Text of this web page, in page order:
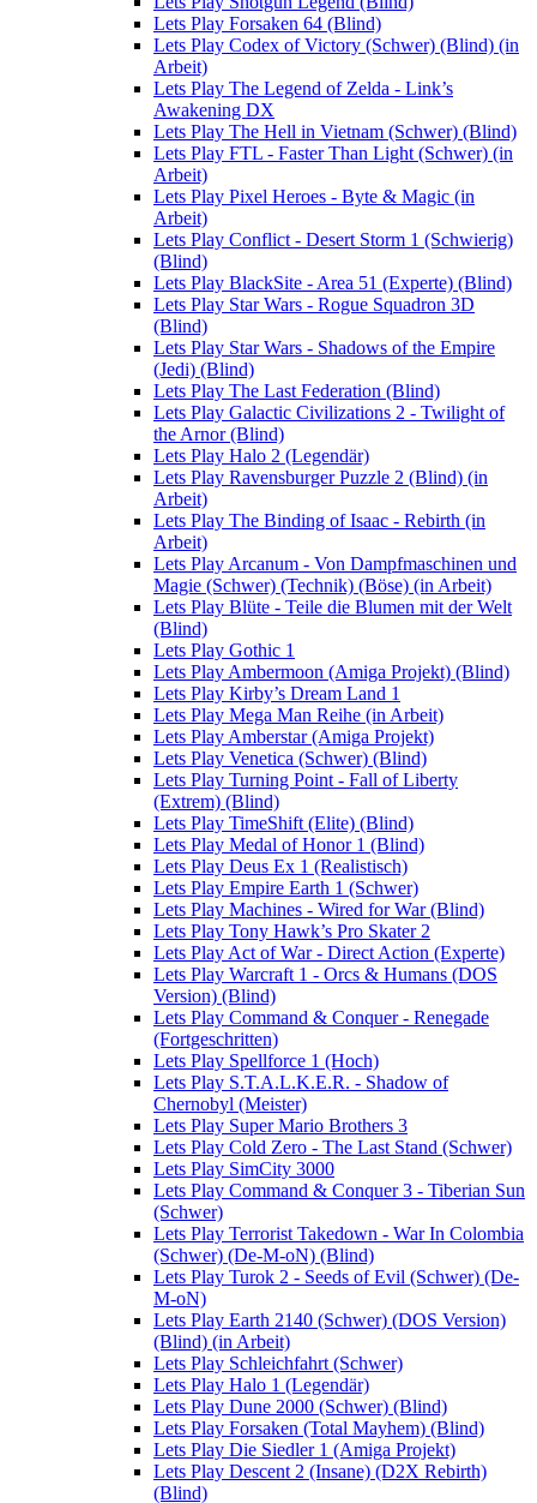
Lets Play Forsaken 64 (Blind)
Lets Play Codex of Victory (Schwer) (Blind) (in
Arbeit)
Lets Play The Legend of Zelda - Link’s
Awakening DX
Lets Play The Hell in Vietnam (Schwer) (Blind)
Lets Play FTL - Faster Than Light (Schwer) (in
Arbeit)
Lets Play Pixel Heroes - Byte & Magic (in
Arbeit)
Lets Play Conflict - Desert Storm 1 (Schwierig)
(Blind)
Lets Play BlackSite - Area 51 (Experte) (Blind)
Lets Play Star Wars - Rogue Squadron 3D
(Blind)
Lets Play Star Wars - Shadows of the Empire
(Jedi) (Blind)
Lets Play The Last Federation (Blind)
Lets Play Galactic Civilizations 2 - Twilight of
the Arnor (Blind)
Lets Play Halo 2 (Legendär)
Lets Play Ravensburger Puzzle 2 (Blind) (in
Arbeit)
Lets Play The Binding of Isaac - Rebirth (in
Arbeit)
Lets Play Arcanum - Von Dampfmaschinen und
Magie (Schwer) (Technik) (Böse) (in Arbeit)
Lets Play Blüte - Teile die Blumen mit der Welt
(Blind)
Lets Play Gothic 1
Lets Play Ambermoon (Amiga Projekt) (Blind)
Lets Play Kirby’s Dream Land 1
Lets Play Mega Man Reihe (in Arbeit)
Lets Play Amberstar (Amiga Projekt)
Lets Play Venetica (Schwer) (Blind)
Lets Play Turning Point - Fall of Liberty
(Extrem) (Blind)
Lets Play TimeShift (Elite) (Blind)
Lets Play Medal of Honor 1 (Blind)
Lets Play Deus Ex 1 (Realistisch)
Lets Play Empire Earth 1 (Schwer)
Lets Play Machines - Wired for War (Blind)
Lets Play Tony Hawk’s Pro Skater 2
Lets Play Act of War - Direct Action (Experte)
Lets Play Warcraft 1 - Orcs & Humans (DOS
Version) (Blind)
Lets Play Command & Conquer - Renegade
(Fortgeschritten)
Lets Play Spellforce 1 (Hoch)
Lets Play S.T.A.L.K.E.R. - Shadow of
Chernobyl (Meister)
Lets Play Super Mario Brothers 3
Lets Play Cold Zero - The Last Stand (Schwer)
Lets Play SimCity 3000
Lets Play Command & Conquer 3 - Tiberian Sun
(Schwer)
Lets Play Terrorist Takedown - War In Colombia
(Schwer) (De-M-oN) (Blind)
Lets Play Turok 2 - Seeds of Evil (Schwer) (De-
M-oN)
Lets Play Earth 2140 (Schwer) (DOS Version)
(Blind) (in Arbeit)
Lets Play Schleichfahrt (Schwer)
Lets Play Halo 1 (Legendär)
Lets Play Dune 2000 (Schwer) (Blind)
Lets Play Forsaken (Total Mayhem) (Blind)
Lets Play Die Siedler 1 (Amiga Projekt)
Lets Play Descent 2 (Insane) (D2X Rebirth)
(Blind)